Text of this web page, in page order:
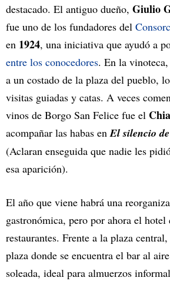
destacado. El antiguo dueño, Giulio
fue uno de los fundadores del
en 1924, una iniciativa que ayudó a
entre los conocedores. En la
a un costado de la plaza del pueblo,
visitas guiadas y catas. A veces
vinos de Borgo San Felice fue el
acompañar las habas enEl silencio
(Aclaran enseguida que nadie les
esa aparición).
El año que viene habrá una
gastronómica, pero por ahora el hotel
restaurantes. Frente a la plaza
plaza donde se encuentra el bar al
soleada, ideal para almuerzos